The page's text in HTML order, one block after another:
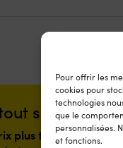
Pour offrir les
cookies pour
technologies
que le
personnalisées.
et fonctions.
simplement
plus tard.Notre